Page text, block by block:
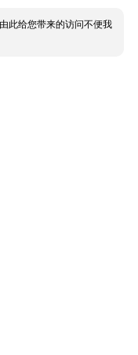
此给您带来的访问不便我